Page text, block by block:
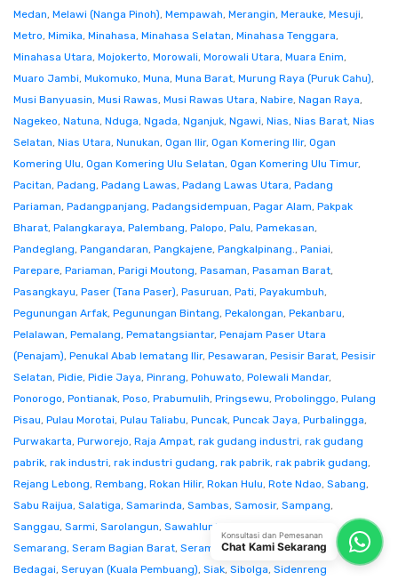
Medan, Melawi (Nanga Pinoh), Mempawah, Merangin, Merauke, Mesuji,
Metro, Mimika, Minahasa, Minahasa Selatan, Minahasa Tenggara,
Minahasa Utara, Mojokerto, Morowali, Morowali Utara, Muara Enim,
Muaro Jambi, Mukomuko, Muna, Muna Barat, Murung Raya (Puruk Cahu),
Musi Banyuasin, Musi Rawas, Musi Rawas Utara, Nabire, Nagan Raya,
Nagekeo, Natuna, Nduga, Ngada, Nganjuk, Ngawi, Nias, Nias Barat, Nias
Selatan, Nias Utara, Nunukan, Ogan Ilir, Ogan Komering Ilir, Ogan
Komering Ulu, Ogan Komering Ulu Selatan, Ogan Komering Ulu Timur,
Pacitan, Padang, Padang Lawas, Padang Lawas Utara, Padang
Pariaman, Padangpanjang, Padangsidempuan, Pagar Alam, Pakpak
Bharat, Palangkaraya, Palembang, Palopo, Palu, Pamekasan,
Pandeglang, Pangandaran, Pangkajene, Pangkalpinang., Paniai,
Parepare, Pariaman, Parigi Moutong, Pasaman, Pasaman Barat,
Pasangkayu, Paser (Tana Paser), Pasuruan, Pati, Payakumbuh,
Pegunungan Arfak, Pegunungan Bintang, Pekalongan, Pekanbaru,
Pelalawan, Pemalang, Pematangsiantar, Penajam Paser Utara
(Penajam), Penukal Abab lematang Ilir, Pesawaran, Pesisir Barat, Pesisir
Selatan, Pidie, Pidie Jaya, Pinrang, Pohuwato, Polewali Mandar,
Ponorogo, Pontianak, Poso, Prabumulih, Pringsewu, Probolinggo, Pulang
Pisau, Pulau Morotai, Pulau Taliabu, Puncak, Puncak Jaya, Purbalingga,
Purwakarta, Purworejo, Raja Ampat, rak gudang industri, rak gudang
pabrik, rak industri, rak industri gudang, rak pabrik, rak pabrik gudang,
Rejang Lebong, Rembang, Rokan Hilir, Rokan Hulu, Rote Ndao, Sabang,
Sabu Raijua, Salatiga, Samarinda, Sambas, Samosir, Sampang,
Sanggau, Sarmi, Sarolangun, Sawahlunto
Semarang, Seram Bagian Barat, Seram Bagian Timur,Serang
Serdang
Bedagai, Seruyan (Kuala Pembuang), Siak, Sibolga, Sidenreng
Konsultasi dan Pemesanan
Chat Kami Sekarang